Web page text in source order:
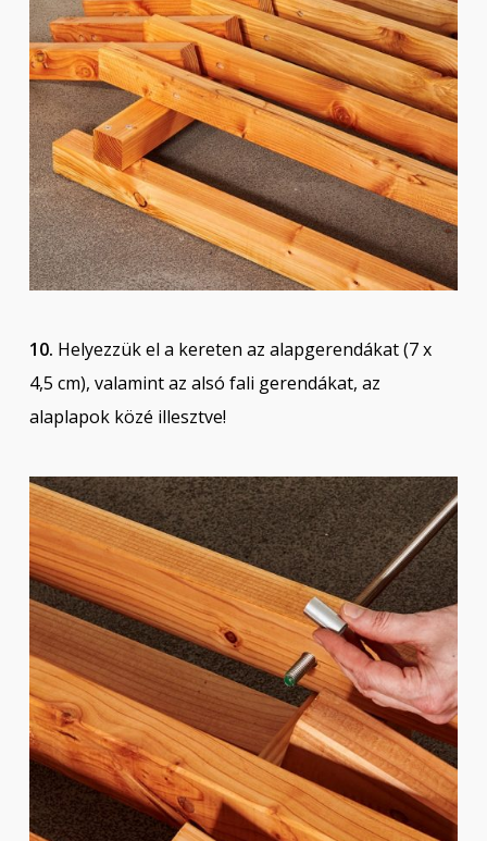
10. Helyezzük el a kereten az alapgerendákat (7 x
4,5 cm), valamint az alsó fali gerendákat, az
alaplapok közé illesztve!